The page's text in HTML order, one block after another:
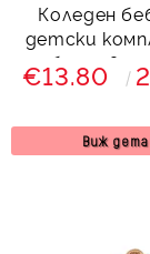
Коледен
детски
блуза в
коледна
с коледни
€13.80
Виж